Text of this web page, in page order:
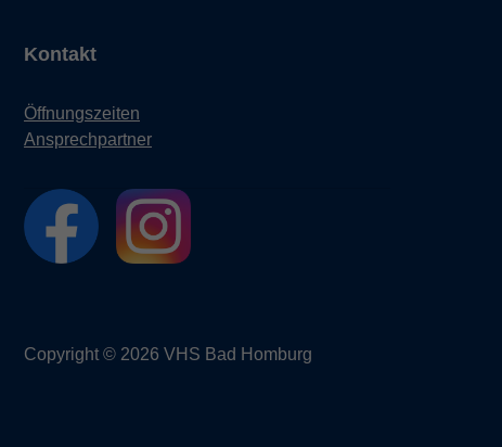
Kontakt
Öffnungszeiten
Ansprechpartner
Copyright © 2026 VHS Bad Homburg